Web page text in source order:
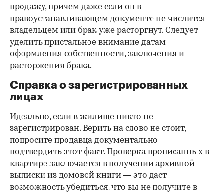
продажу, причем даже если он в
правоустанавливающем документе не числится
владельцем или брак уже расторгнут. Следует
уделить пристальное внимание датам
оформления собственности, заключения и
расторжения брака.
Справка о зарегистрированных
лицах
Идеально, если в жилище никто не
зарегистрирован. Верить на слово не стоит,
попросите продавца документально
подтвердить этот факт. Проверка прописанных в
квартире заключается в получении архивной
выписки из домовой книги — это даст
возможность убедиться, что вы не получите в